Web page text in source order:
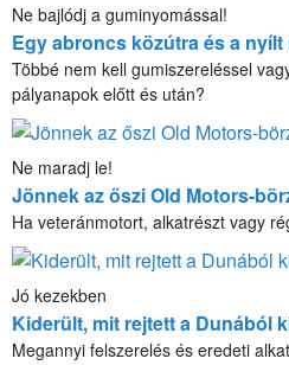
Ne bajlódj a guminyomással!
Egy abroncs közútra és a nyílt
Többé nem kell gumiszereléssel
pályanapok előtt és után?
Ne maradj le!
Jönnek az őszi Old Motors-
Ha veteránmotort, alkatrészt vagy
Jó kezekben
Kiderült, mit rejtett a Dunából
Megannyi felszerelés és eredeti